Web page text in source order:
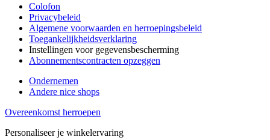
Colofon
Privacybeleid
Algemene voorwaarden en herroepingsbeleid
Toegankelijkheidsverklaring
Instellingen voor gegevensbescherming
Abonnementscontracten opzeggen
Ondernemen
Andere nice shops
Overeenkomst herroepen
Personaliseer je winkelervaring